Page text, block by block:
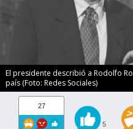
El presidente describió a Rodolfo
país (Foto: Redes Sociales)
27
5